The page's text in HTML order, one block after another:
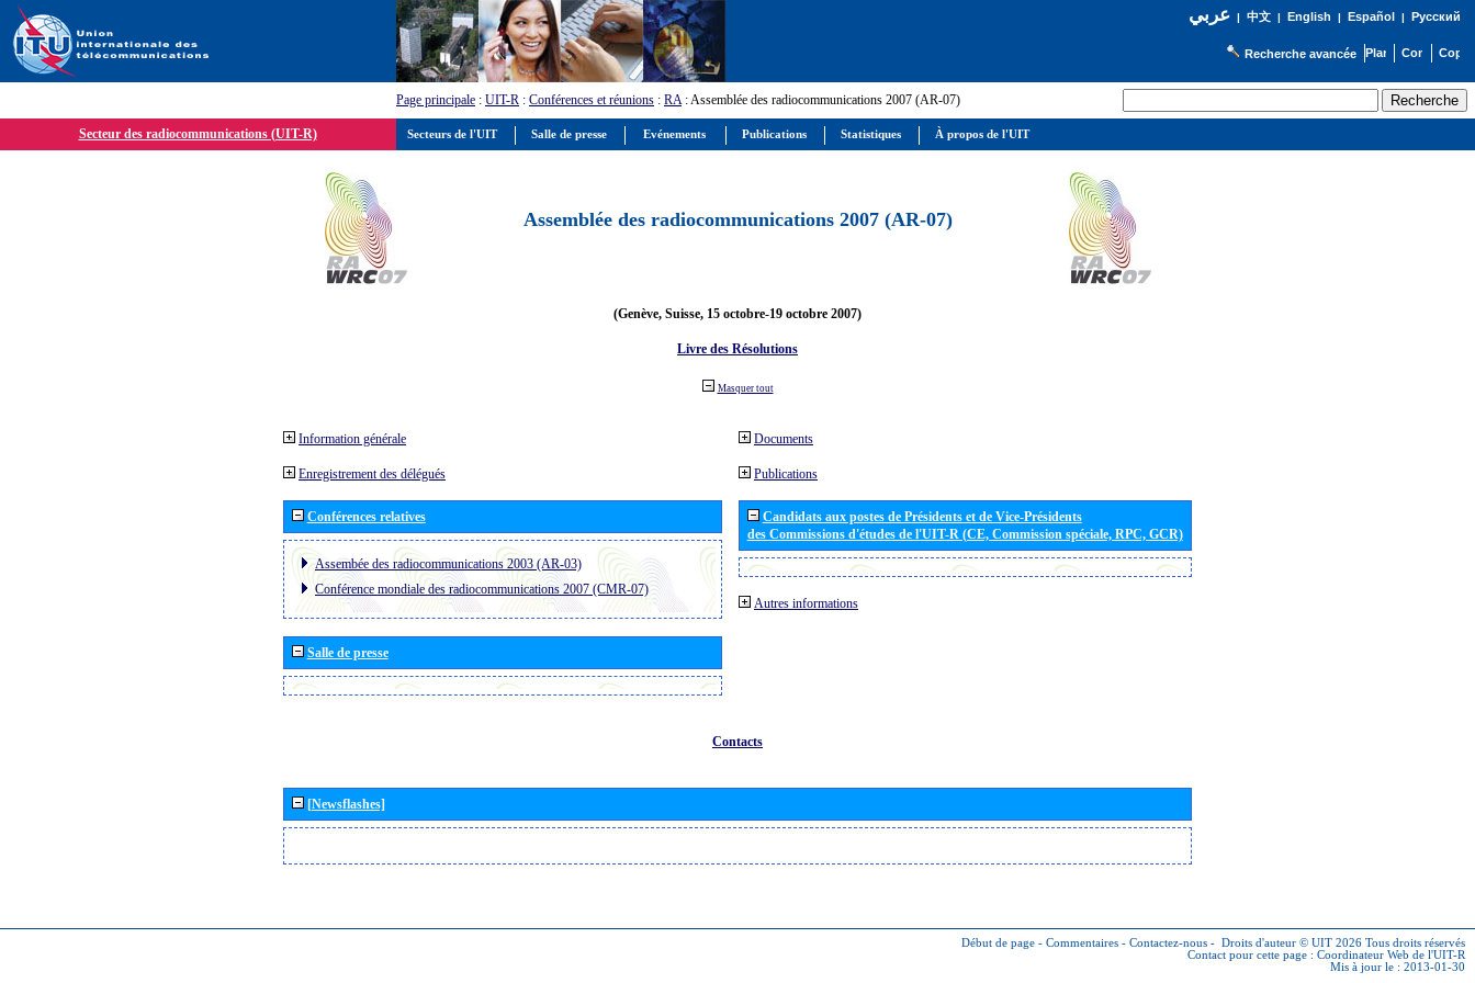
عربي| 中文| English | Español | Русский
Recherche avancée
Page principale : UIT-R : Conférences et réunions : RA: Assemblée des radiocommunications 2007 (AR-07)
Secteur des radiocommunications (UIT-R)
Assemblée des radiocommunications 2007 (AR-07)
(Genève, Suisse, 15 octobre-19 octobre 2007)
Livre des Résolutions
Masquer tout
Information générale
Enregistrement des délégués
Conférences relatives
Assembée des radiocommunications 2003 (AR-03)
Conférence mondiale des radiocommunications 2007 (CMR-07)
Salle de presse
Documents
Publications
Candidats aux postes de Présidents et de Vice-Présidents
des Commissions d'études de l'UIT-R (CE, Commission spéciale, RPC, GCR)
Autres informations
Contacts
[Newsflashes]
Début de page - Commentaires - Contactez-nous - Droits d'auteur © UIT 2026 Tous droits réservés
Contact pour cette page : Coordinateur Web de l'UIT-R
Mis à jour le : 2013-01-30
Secteurs de l'UIT Salle de presse Evénements Publications Statistiques À propos de l'UIT